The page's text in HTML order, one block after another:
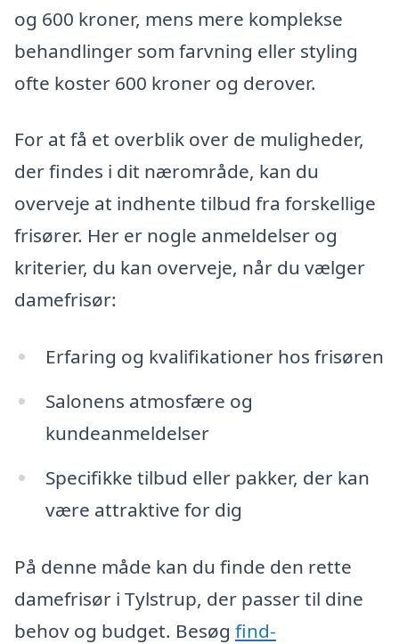
og 600 kroner, mens mere komplekse
behandlinger som farvning eller styling
ofte koster 600 kroner og derover.
For at få et overblik over de muligheder,
der findes i dit nærområde, kan du
overveje at indhente tilbud fra forskellige
frisører. Her er nogle anmeldelser og
kriterier, du kan overveje, når du vælger
damefrisør:
Erfaring og kvalifikationer hos frisøren
Salonens atmosfære og
kundeanmeldelser
Specifikke tilbud eller pakker, der kan
være attraktive for dig
På denne måde kan du finde den rette
damefrisør i Tylstrup, der passer til dine
behov og budget. Besøg find-